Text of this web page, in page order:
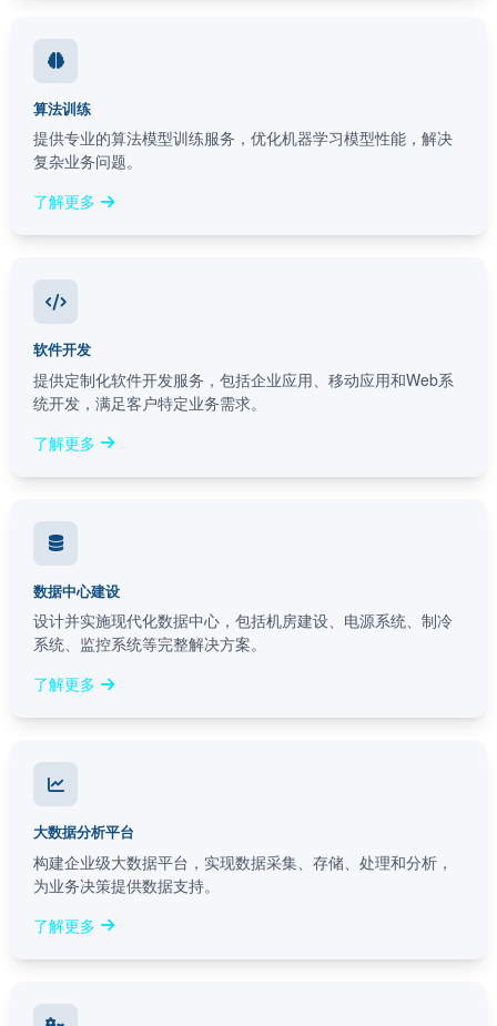
算法训练
提供专业的算法模型训练服务，优化机器学习模型性能，解决
复杂业务问题。
了解更多
软件开发
提供定制化软件开发服务，包括企业应用、移动应用和Web系
统开发，满足客户特定业务需求。
了解更多
数据中心建设
设计并实施现代化数据中心，包括机房建设、电源系统、制冷
系统、监控系统等完整解决方案。
了解更多
大数据分析平台
构建企业级大数据平台，实现数据采集、存储、处理和分析，
为业务决策提供数据支持。
了解更多